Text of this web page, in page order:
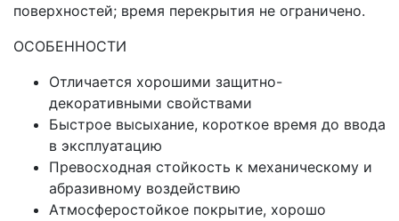
поверхностей; время перекрытия не ограничено.
ОСОБЕННОСТИ
Отличается хорошими защитно-
декоративными свойствами
Быстрое высыхание, короткое время до ввода
в эксплуатацию
Превосходная стойкость к механическому и
абразивному воздействию
Атмосферостойкое покрытие, хорошо